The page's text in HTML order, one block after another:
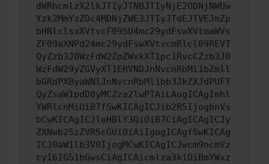
dWRhcmlzX2lkJTIyJTNBJTIyNjE2ODNjNWUw
Yzk2MmYzZDc4MDNjZWE3JTIyJTdEJTVEJmZp
bHRlclsxXVtvcF09SU4mc29ydFswXVtmaWVs
ZF09aXNPd24mc29ydFswXVtvcmRlcl09REVT
QyZzb3J0WzFdW2ZpZWxkXT1pc1RvcCZzb3J0
WzFdW29yZGVyXT1ERVNDJnNvcnRbMl1bZmll
bGRdPXByaWNlJnNvcnRbMl1bb3JkZXJdPUFT
QyZsaW1pdD0yMCZza2lwPTAiLAogICAgImhl
YWRlcnMiOiB7fSwKICAgICJib2R5IjogbnVs
bCwKICAgICJleHBlY3QiOiB7CiAgICAgICJy
ZXNwb25zZVR5cGUiOiAiIgogICAgfSwKICAg
ICJ0aW1lb3V0IjogMCwKICAgICJwcm9ncmVz
cyI6IG51bGwsCiAgICAicmlza3kiOiBmYWxz